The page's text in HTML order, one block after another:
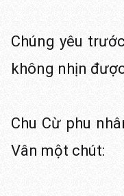
Chúng yêu
không nhịn
Chu Cừ phu
Vân một chút: